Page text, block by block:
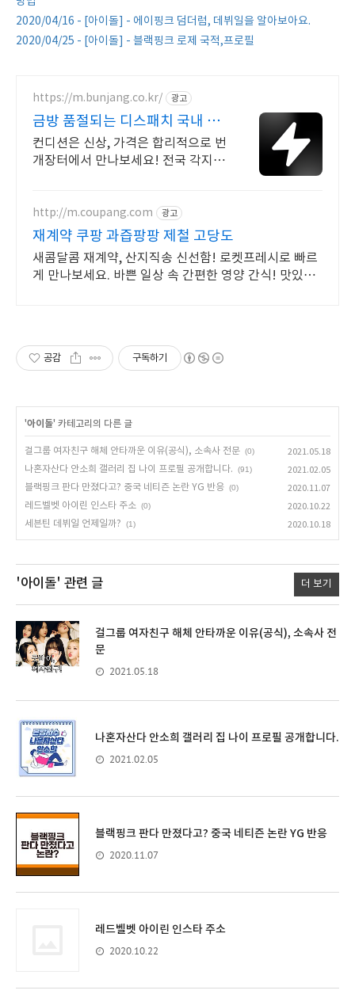
2020/04/16 - [아이돌] - 에이핑크 덤더럼, 데뷔일을 알아보아요.
2020/04/25 - [아이돌] - 블랙핑크 로제 국적,프로필
https://m.bunjang.co.kr/ 광고
금방 품절되는 디스패치 국내 최
대 브랜드 중고거래
컨디션은 신상, 가격은 합리적으로 번
개장터에서 만나보세요! 전국 각지에
http://m.coupang.com 광고
재계약 쿠팡 과즙팡팡 제철 고당도
새콤달콤 재계약, 산지직송 신선함! 로켓프레시로 빠르
게 만나보세요. 바쁜 일상 속 간편한 영양 간식! 맛있는
공감 구독하기
'아이돌' 카테고리의 다른 글
걸그룹 여자친구 해체 안타까운 이유(공식), 소속사 전문 (0)
2021.05.18
나혼자산다 안소희 갤러리 집 나이 프로필 공개합니다.
(91)
2021.02.05
블랙핑크 판다 만졌다고? 중국 네티즌 논란 YG 반응 (0)
2020.11.07
레드벨벳 아이린 인스타 주소 (0)
2020.10.22
세븐틴 데뷔일 언제일까?
(1) 2020.10.18
'아이돌' 관련 글 더 보기
걸그룹 여자친구 해체 안타까운 이유(공식), 소속사 전
문
2021.05.18
나혼자산다 안소희 갤러리 집 나이 프로필 공개합니다.
2021.02.05
블랙핑크 판다 만졌다고? 중국 네티즌 논란 YG 반응
2020.11.07
레드벨벳 아이린 인스타 주소
2020.10.22